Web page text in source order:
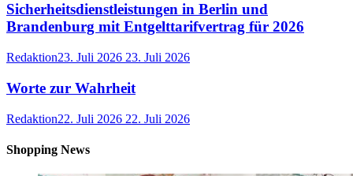
Sicherheitsdienstleistungen in Berlin und
Brandenburg mit Entgelttarifvertrag für 2026
Redaktion23. Juli 2026 23. Juli 2026
Worte zur Wahrheit
Redaktion22. Juli 2026 22. Juli 2026
Shopping News